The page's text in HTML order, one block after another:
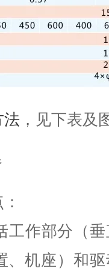
法 ，见下表及
工作部分（
、机座）和